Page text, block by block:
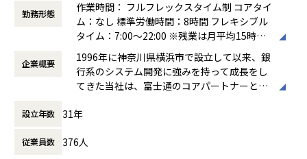
品質・生産性の最大化確保はエンジニアにとって大切だと考
えています。
が可能
【業務の変更の範囲】
インフラ〜フロントまで一手に引き受け、今後のユーザー拡
大に耐えるための
性能改善や、ユーザー拡大のための様々な新規機能の提案や
開発を行っています。
UI/UXの検討・提案から関わることができるため、ユーザー
と距離の近いところで仕事が可能です。
社内では15〜20名ほどが関わる大型案件！
■当社の特徴
▼プライム案件多数！
勤務形態
作業時間： フルフレックスタイム制 コアタイ
ム：なし 標準労働時間：8時間 フレキシブル
タイム：7:00～22:00 ※残業は月平均15時間
程度です ※プロジェクト、繁忙期に応じて勤
務時間が多少異なります ※少数（2％程度）
ですが、派遣契約のプロジェクトもあり、そ
の際はフルフレックスの対象社員から外れる
形になります。派遣終了後に再度、フルフレ
ックス適応になります。
働き方：
時間外労働の有無： 有（月平均14時間）
企業概要
1996年に神奈川県横浜市で設立して以来、銀
行系のシステム開発に強みを持って成長をし
てきた当社は、富士通のコアパートナーとし
数参画してきました。そこで得たノウハウを
ートなシステム・サービスのご提供をするた
設立年数 31年
従業員数 376人